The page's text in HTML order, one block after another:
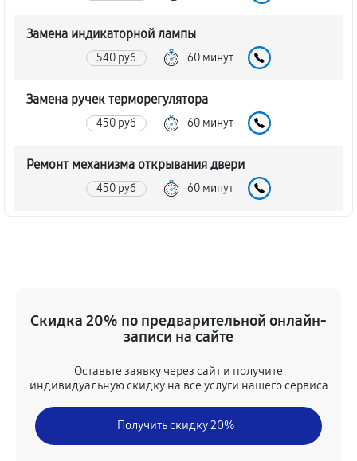
Замена индикаторной лампы
540 руб 60 минут
Замена ручек терморегулятора
450 руб 60 минут
Ремонт механизма открывания двери
450 руб 60 минут
BF65CCPSTR
450 руб 60 минут
Замена предохранителя
630 руб 60 минут
Замена шнура питания
Скидка 20% по предварительной онлайн-
записи на сайте
Оставьте заявку через сайт и получите
индивидуальную скидку на все услуги нашего сервиса
Получить скидку 20%